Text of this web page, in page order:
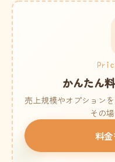
かんたん
売上規模やオプション
その
料金